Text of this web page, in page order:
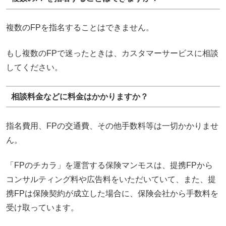
複数のFPを指名することはできません。
もし複数のFPで迷ったときは、カスタマーサービスに相談
してください。
相談料金などに料金はかかりますか？
指名費用、FPの交通費、その他手数料等は一切かかりませ
ん。
「FPのチカラ」を運営する保険マンモスは、提携FPから
コンサルティング料や広告料をいただいていて、また、提
携FPは保険契約が成立した場合に、保険会社から手数料を
受け取っています。